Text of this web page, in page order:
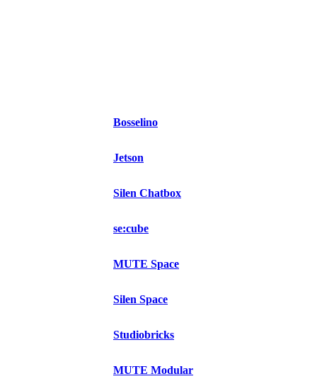
Bosselino
Jetson
Silen Chatbox
se:cube
MUTE Space
Silen Space
Studiobricks
MUTE Modular